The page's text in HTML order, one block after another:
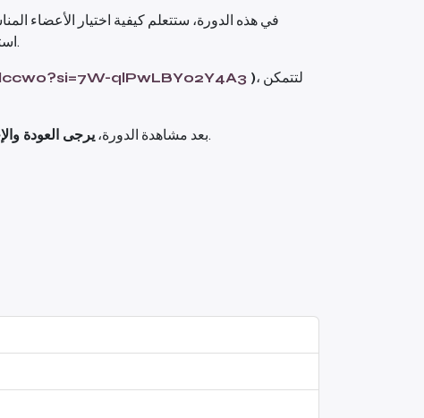
في هذه الدورة، ستتعلم كيفية اختيار الأعضاء
استراتيجيات لتعزيز الروح الجماعية وتحقيق أقصى استفادة من قدرات كل فرد.
qlPwLBY02Y4A3 )، لتتمكن
بعد مشاهدة الدورة، يرجى العودة لضمان استيعاب المفاهيم وتطبيقها بنجاح في فريقك.